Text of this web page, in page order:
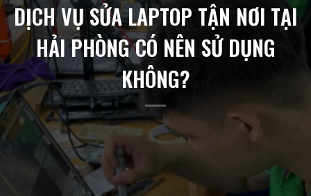
DỊCH VỤ SỬA LAPTOP TẬN NƠI TẠI
HẢI PHÒNG CÓ NÊN SỬ DỤNG
KHÔNG?